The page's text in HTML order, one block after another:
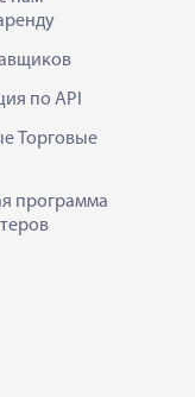
по API
Торговые
программа